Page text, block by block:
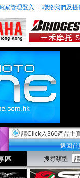
家管理登入 聯絡我們及提
請Click入360產品主
返回首
區 搜尋類型